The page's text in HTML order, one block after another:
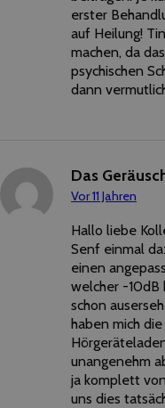
erster
auf Heilung!
machen, da
psychischen
dann
Das
Vor 11 Jahren
Hallo liebe
Senf einmal
einen
welcher -10dB
schon
haben mich
unangenehm
ja komplett
uns dies